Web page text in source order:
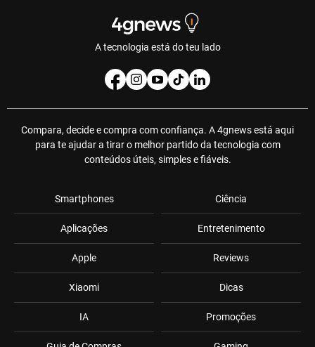
A tecnologia está do teu lado
Compara, decide e compra com confiança. A 4gnews está aqui
para te ajudar a tirar o melhor partido da tecnologia com
conteúdos úteis, simples e fiáveis.
Smartphones
Aplicações
Apple
Xiaomi
IA
Ciência
Entretenimento
Reviews
Dicas
Promoções